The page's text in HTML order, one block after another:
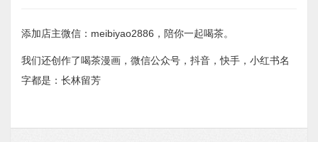
添加店主微信：meibiyao2886，陪你一起喝茶。
我们还创作了喝茶漫画，微信公众号，抖音，快手，小红书名
字都是：长林留芳